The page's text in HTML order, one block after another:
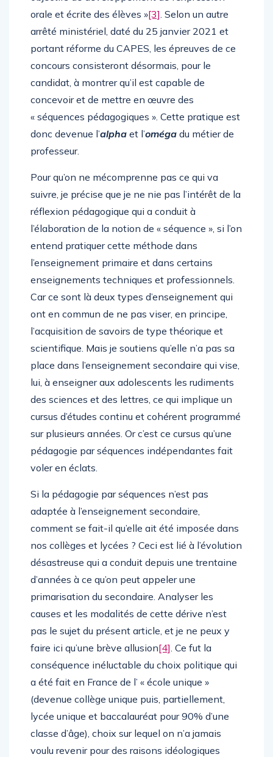
orale et écrite des élèves »[3] . Selon un autre
arrêté ministériel, daté du 25 janvier 2021 et
portant réforme du CAPES, les épreuves de ce
concours consisteront désormais, pour le
candidat, à montrer qu’il est capable de
concevoir et de mettre en œuvre des
« séquences pédagogiques ». Cette pratique est
donc devenue l’alpha et l’oméga du métier de
professeur.
Pour qu’on ne mécomprenne pas ce qui va
suivre, je précise que je ne nie pas l’intérêt de la
réflexion pédagogique qui a conduit à
l’élaboration de la notion de « séquence », si l’on
entend pratiquer cette méthode dans
l’enseignement primaire et dans certains
enseignements techniques et professionnels.
Car ce sont là deux types d’enseignement qui
ont en commun de ne pas viser, en principe,
l’acquisition de savoirs de type théorique et
scientifique. Mais je soutiens qu’elle n’a pas sa
place dans l’enseignement secondaire qui vise,
lui, à enseigner aux adolescents les rudiments
des sciences et des lettres, ce qui implique un
cursus d’études continu et cohérent programmé
sur plusieurs années. Or c’est ce cursus qu’une
pédagogie par séquences indépendantes fait
voler en éclats.
Si la pédagogie par séquences n’est pas
adaptée à l’enseignement secondaire,
comment se fait-il qu’elle ait été imposée dans
nos collèges et lycées ? Ceci est lié à l’évolution
désastreuse qui a conduit depuis une trentaine
d’années à ce qu’on peut appeler une
primarisation du secondaire. Analyser les
causes et les modalités de cette dérive n’est
pas le sujet du présent article, et je ne peux y
faire ici qu’une brève allusion[4] . Ce fut la
conséquence inéluctable du choix politique qui
a été fait en France de l’ « école unique »
(devenue collège unique puis, partiellement,
lycée unique et baccalauréat pour 90% d’une
classe d’âge), choix sur lequel on n’a jamais
voulu revenir pour des raisons idéologiques